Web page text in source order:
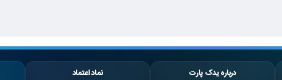
درباره یدک پارت نماد اعتماد